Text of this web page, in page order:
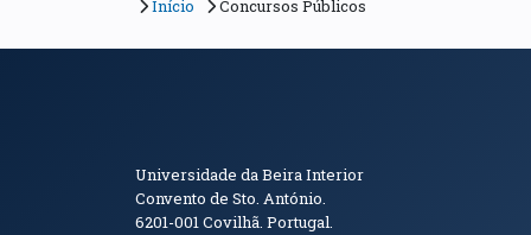
Início Concursos Públicos
Informações de
Universidade da Beira Interior
Convento de Sto. António.
6201-001Covilhã. Portugal.